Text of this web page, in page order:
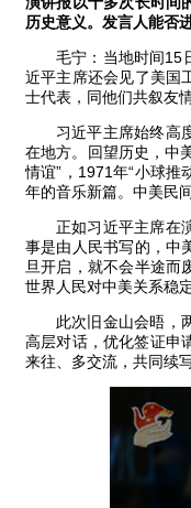
历史意义。发言人能否
毛宁：当地时间15
近平主席还会见了美国
士代表，同他们共叙友情
习近平主席始终高
在地方。回望历史，中
情谊”，1971年“小球推
年的音乐新篇。中美民
正如习近平主席在
事是由人民书写的，中
旦开启，就不会半途而
世界人民对中美关系稳
此次旧金山会晤，
高层对话，优化签证申
来往、多交流，共同续